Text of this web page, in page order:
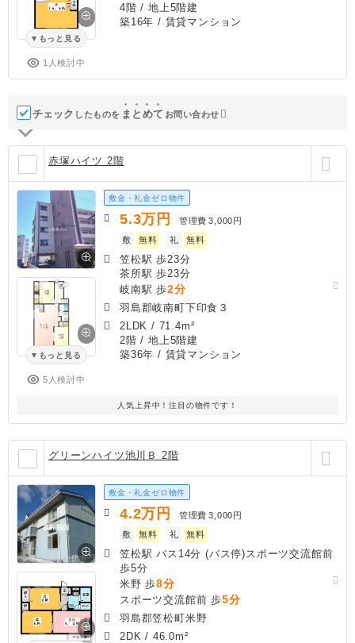
もっと見る
1人検討中
4階 / 地上5階建
築16年 / 賃貸マンション
チェック したものを ま と めて お問い合わせ
赤塚ハイツ 2階
もっと見る
5人検討中
敷金・礼金ゼロ物件
5.3万円 管理費 3,000円
敷
無料 礼 無料
笠松駅 歩23分
茶所駅 歩23分
岐南駅 歩2分
羽島郡岐南町下印食３
2LDK / 71.4m²
2階 / 地上5階建
築36年 / 賃貸マンション
人気上昇中！注目の物件です！
グリーンハイツ池川Ｂ 2階
敷金・礼金ゼロ物件
4.2万円 管理費 3,000円
敷
無料 礼 無料
笠松駅 バス14分 (バス停)スポーツ交流館前
歩5分
米野 歩8分
スポーツ交流館前 歩5分
羽島郡笠松町米野
2DK / 46.0m²